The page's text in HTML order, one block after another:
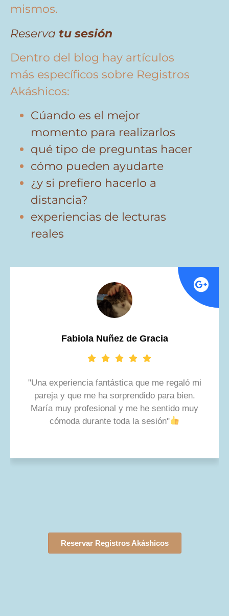
mismos.
Reserva tu sesión
Dentro del blog hay artículos
más específicos sobre Registros
Akáshicos:
Cúando es el mejor
momento para realizarlos
qué tipo de preguntas hacer
cómo pueden ayudarte
¿y si prefiero hacerlo a
distancia?
experiencias de lecturas
reales
Fabiola Nuñez de Gracia
"Una experiencia fantástica que me regaló mi
pareja y que me ha sorprendido para bien.
María muy profesional y me he sentido muy
cómoda durante toda la sesión"
Reservar Registros Akáshicos